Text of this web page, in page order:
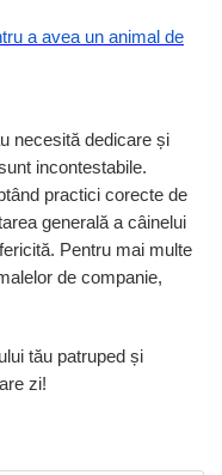
a avea un animal de
necesită dedicare și
incontestabile.
practici corecte de
generală a câinelui
Pentru mai multe
de companie,
tău patruped și
zi!